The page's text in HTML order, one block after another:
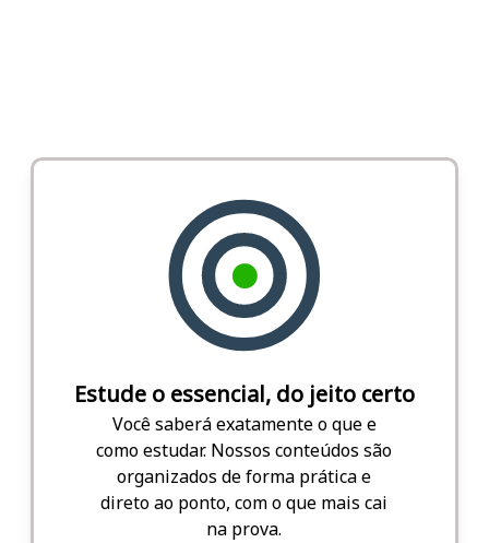
Estude o essencial, do jeito certo
Você saberá exatamente o que e
como estudar. Nossos conteúdos são
organizados de forma prática e
direto ao ponto, com o que mais cai
na prova.